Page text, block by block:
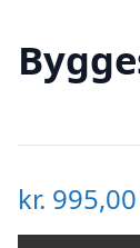
kr. 995,00